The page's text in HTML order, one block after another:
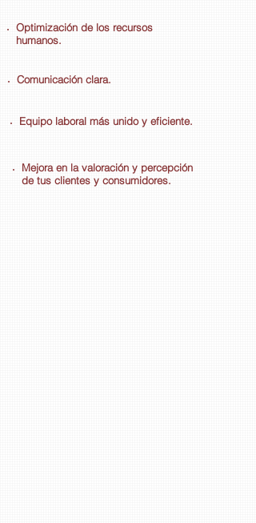
Optimización de los recursos
humanos.
Comunicación clara.
Equipo laboral más unido y eficiente.
Mejora en la valoración y percepción
de tus clientes y consumidores.